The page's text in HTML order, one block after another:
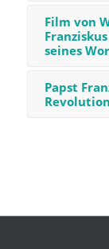
Film von
seines
Papst